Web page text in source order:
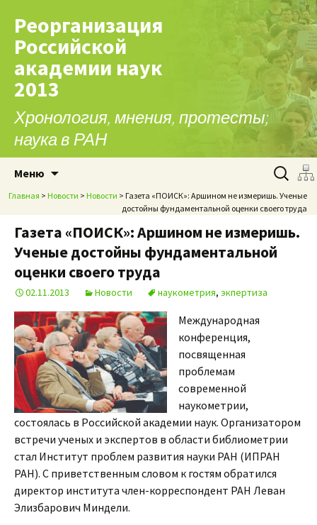
Реорганизация
Российской
академии наук
2013
Хронология, мнения, протесты;
наука в РАН
Меню Найти:
Главная > Новости > Новости > Газета «ПОИСК»: Аршином не измеришь. Ученые
достойны фундаментальной оценки своего труда
Газета «ПОИСК»: Аршином не измеришь.
Ученые достойны фундаментальной
оценки своего труда
02.11.2013 Новости наукометрия, экпертиза
Международная
конференция,
посвященная
проблемам
современной
наукометрии,
состоялась в Российской академии наук. Организатором
встречи ученых и экспертов в области библиометрии
стал Институт проблем развития науки РАН (ИПРАН
РАН). С приветственным словом к гостям обратился
директор института член-корреспондент РАН Леван
Элизбарович Миндели.